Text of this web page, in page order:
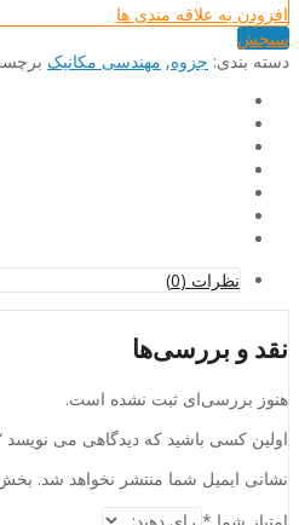
افزودن به علاقه مندی ها
سنجش
دسته بند‌ی: جزوه, مهندسی مکانیک
نظرات (0)
نقد و بررسی‌ها
هنوز بررسی‌ای ثبت نشده است.
اولین کسی باشید که دیدگاهی می
نشانی ایمیل شما منتشر نخواهد شد.
امتیاز شما *